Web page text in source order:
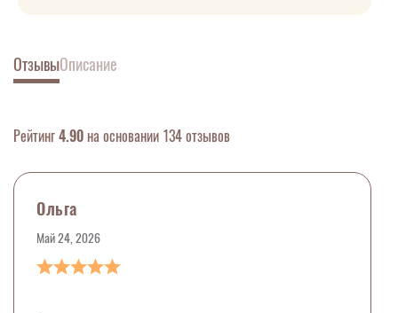
ОтзывыОписание
Рейтинг4.90 на основании 134 отзывов
Ольга
Май 24, 2026